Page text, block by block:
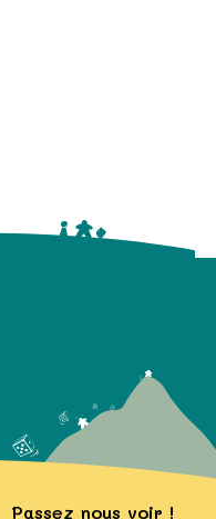
Passez nous voir !